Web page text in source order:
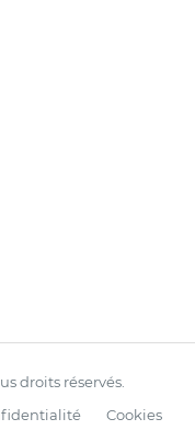
droits réservés.
Cookies